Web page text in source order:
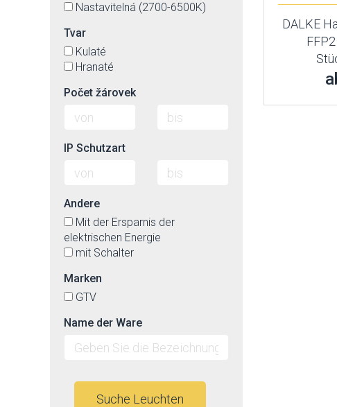
DALKE
Nastavitelná (2700-6500K)
Tvar
Kulaté
Hranaté
Počet žárovek
IP Schutzart
Andere
Mit der Ersparnis der
elektrischen Energie
mit Schalter
Marken
GTV
Name der Ware
Suche Leuchten